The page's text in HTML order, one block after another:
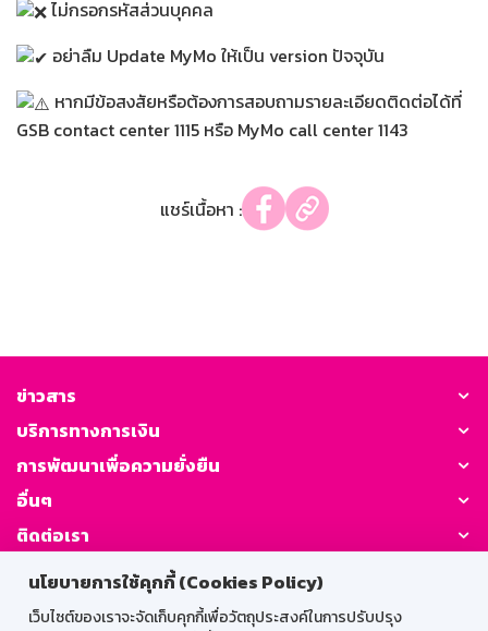
นโยบายการใช้คุกกี้ (Cookies Policy)
เว็บไซต์ของเราจะจัดเก็บคุกกี้เพื่อวัตถุประสงค์ในการปรับปรุง
ไม่กรอกรหัสส่วนบุคคล
อย่าลืม Update MyMo ให้เป็น version ปัจจุบัน
หากมีข้อสงสัยหรือต้องการสอบถามรายละเอียดติดต่อได้ที่
GSB contact center 1115 หรือ MyMo call center 1143
แชร์เนื้อหา :
ข่าวสาร
บริการทางการเงิน
การพัฒนาเพื่อความยั่งยืน
อื่นๆ
ติดต่อเรา
GSB Society: